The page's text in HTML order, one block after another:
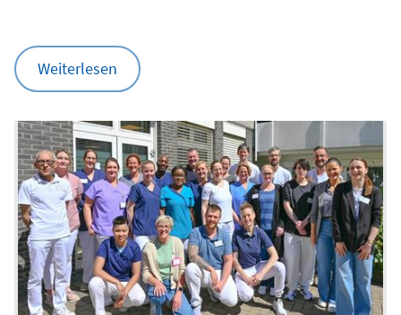
Weiterlesen